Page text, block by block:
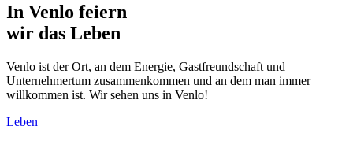
In Venlo feiern
wir das Leben
Venlo ist der Ort, an dem Energie, Gastfreundschaft und
Unternehmertum zusammenkommen und an dem man immer
willkommen ist. Wir sehen uns in Venlo!
Leben